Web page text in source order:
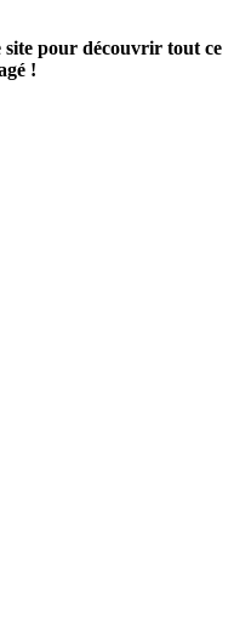
site pour découvrir tout ce
!